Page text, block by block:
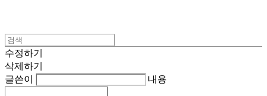
수정하기
삭제하기
글쓴이
내용